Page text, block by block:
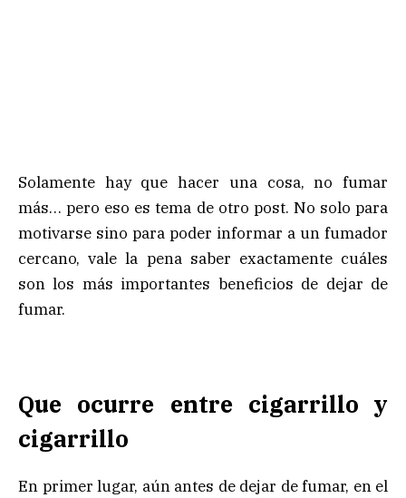
Solamente hay que hacer una cosa, no fumar
más… pero eso es tema de otro post. No solo para
motivarse sino para poder informar a un fumador
cercano, vale la pena saber exactamente cuáles
son los más importantes beneficios de dejar de
fumar.
Que ocurre entre cigarrillo y
cigarrillo
En primer lugar, aún antes de dejar de fumar, en el